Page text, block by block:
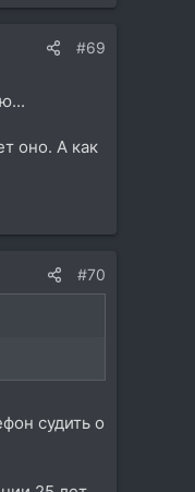
#69
оно. А как
#70
судить о